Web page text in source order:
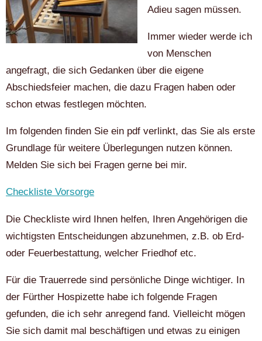
Adieu sagen müssen.
Immer wieder werde ich
von Menschen
angefragt, die sich Gedanken über die eigene
Abschiedsfeier machen, die dazu Fragen haben oder
schon etwas festlegen möchten.
Im folgenden finden Sie ein pdf verlinkt, das Sie als erste
Grundlage für weitere Überlegungen nutzen können.
Melden Sie sich bei Fragen gerne bei mir.
Checkliste Vorsorge
Die Checkliste wird Ihnen helfen, Ihren Angehörigen die
wichtigsten Entscheidungen abzunehmen, z.B. ob Erd-
oder Feuerbestattung, welcher Friedhof etc.
Für die Trauerrede sind persönliche Dinge wichtiger. In
der Fürther Hospizette habe ich folgende Fragen
gefunden, die ich sehr anregend fand. Vielleicht mögen
Sie sich damit mal beschäftigen und etwas zu einigen